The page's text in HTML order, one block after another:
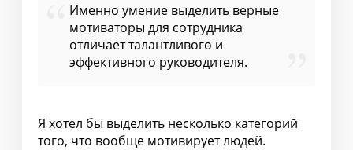
Именно умение выделить верные
мотиваторы для сотрудника
отличает талантливого и
эффективного руководителя.
Я хотел бы выделить несколько категорий
того, что вообще мотивирует людей.